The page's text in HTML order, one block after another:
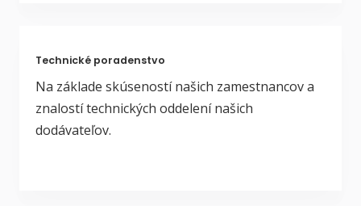
Technické poradenstvo
Na základe skúseností našich zamestnancov a
znalostí technických oddelení našich
dodávateľov.